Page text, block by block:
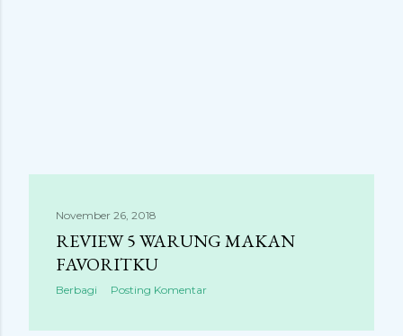
November 26, 2018
REVIEW 5 WARUNG MAKAN
FAVORITKU
Berbagi Posting Komentar